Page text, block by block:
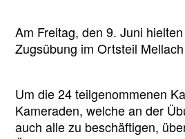
Am Freitag, den 9. Juni
Zugsübung im Ortsteil
Um die 24 teilgenommenen
Kameraden, welche an der
auch alle zu beschäftigen,